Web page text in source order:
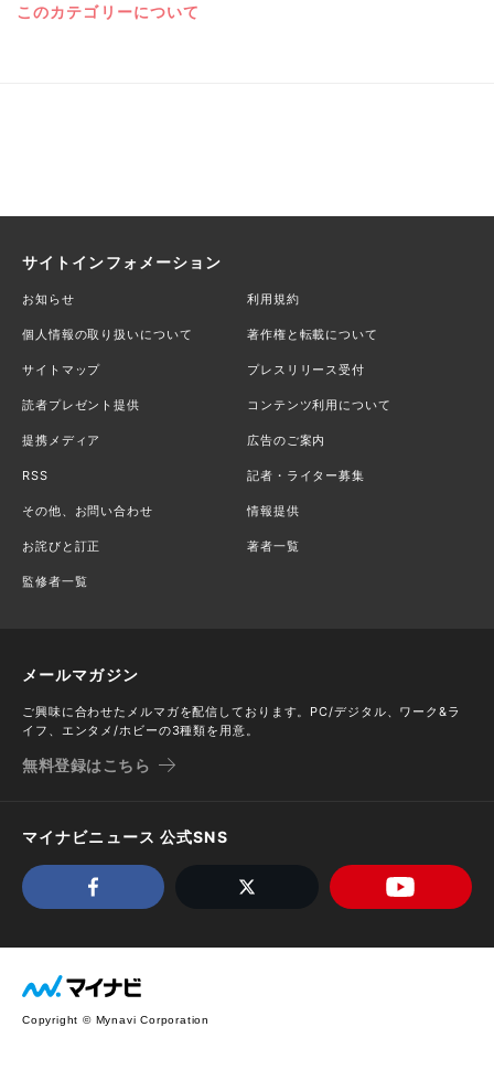
このカテゴリーについて
サイトインフォメーション
お知らせ 利用規約
個人情報の取り扱いについて 著作権と転載について
サイトマップ プレスリリース受付
読者プレゼント提供 コンテンツ利用について
提携メディア 広告のご案内
RSS 記者・ライター募集
その他、お問い合わせ 情報提供
お詫びと訂正 著者一覧
監修者一覧
メールマガジン
ご興味に合わせたメルマガを配信しております。PC/デジタル、ワーク&ラ
イフ、エンタメ/ホビーの3種類を用意。
無料登録はこちら
マイナビニュース 公式SNS
Copyright © Mynavi Corporation